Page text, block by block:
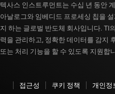
텍사스 인스트루먼트는 수십 년 동안
아날로그와 임베디드 프로세싱 칩을
지 하는 글로벌 반도체 회사입니다. TI
력을 관리하고, 정확한 데이터를 감지
또는 처리 기능을 할 수 있도록 지원합
접근성 쿠키 정책 개인정